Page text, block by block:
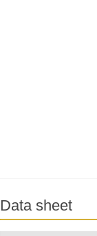
Data sheet